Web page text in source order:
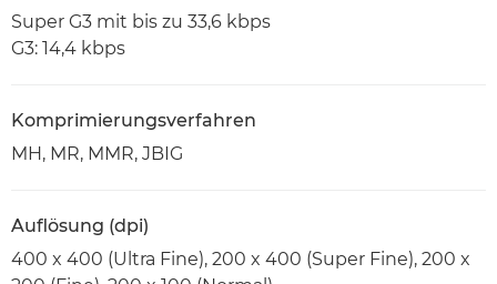
Super G3 mit bis zu 33,6 kbps
G3: 14,4 kbps
Komprimierungsverfahren
MH, MR, MMR, JBIG
Auflösung (dpi)
400 x 400 (Ultra Fine), 200 x 400 (Super Fine), 200 x